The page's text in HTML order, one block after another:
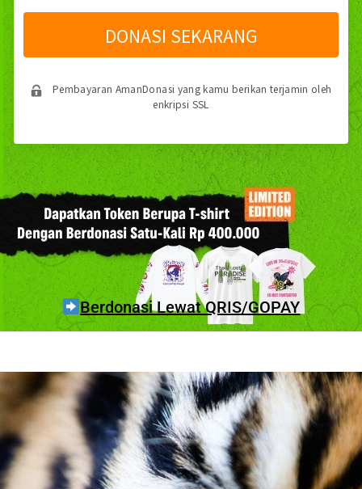
DONASI SEKARANG
Pembayaran AmanDonasi yang kamu berikan terjamin oleh
enkripsi SSL
Berdonasi Lewat QRIS/GOPAY